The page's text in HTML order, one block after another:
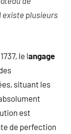
existe plusieurs
le langage
situant les
est
de perfection